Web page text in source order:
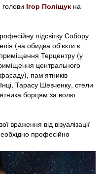
Ігор Поліщук на
підсвітку Собору
(на обидва об’єкти є
Терцентру (у
центрального
пам‘ятників
Тарасу Шевченку, стели
борцям за волю
враження від візуалізації
професійно